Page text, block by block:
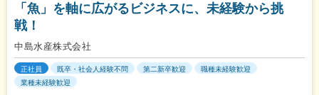
「魚」を軸に広がるビジネスに、未経験から挑
戦！
中島水産株式会社
正社員 既卒・社会人経験不問 第二新卒歓迎
職種未経験歓迎
業種未経験歓迎